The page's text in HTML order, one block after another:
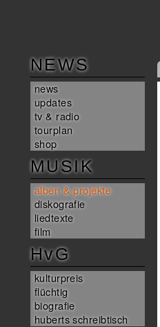
NEWS
news
updates
tv & radio
tourplan
shop
MUSIK
alben & projekte
diskografie
liedtexte
film
HvG
kulturpreis
flüchtig
biografie
huberts schreibtisch